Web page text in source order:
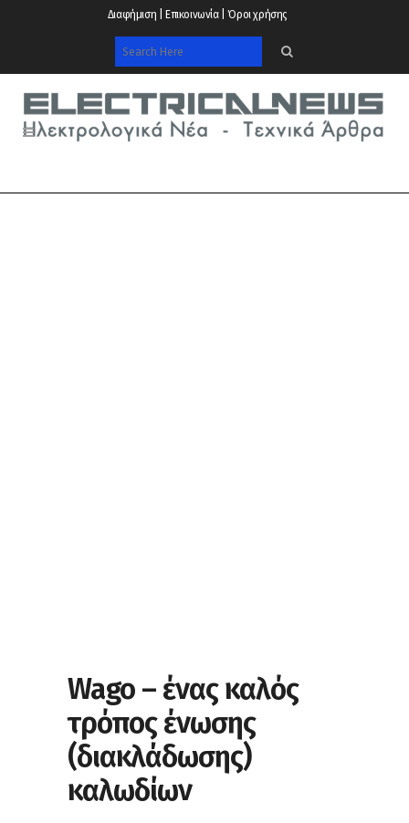
Διαφήμιση | Επικοινωνία | Όροι χρήσης
Wago – ένας καλός
τρόπος ένωσης
(διακλάδωσης)
καλωδίων